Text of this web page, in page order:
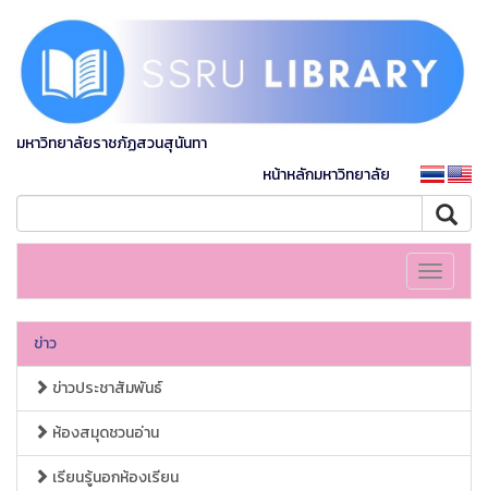
มหาวิทยาลัยราชภัฏสวนสุนันทา
หน้าหลักมหาวิทยาลัย
Toggle
ข่าว
ข่าวประชาสัมพันธ์
ห้องสมุดชวนอ่าน
เรียนรู้นอกห้องเรียน